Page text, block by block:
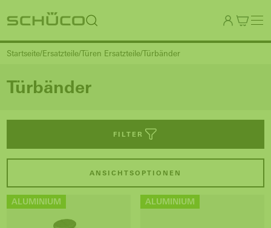
Startseite Ersatzteile Türen Ersatzteile Türbänder
Türbänder
FILTER
ANSICHTSOPTIONEN
ALUMINIUM ALUMINIUM